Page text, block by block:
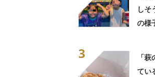
しそ
の様
3
「
てい